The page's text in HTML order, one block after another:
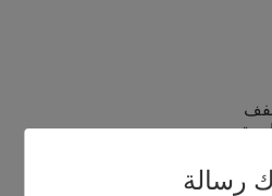
رسالة